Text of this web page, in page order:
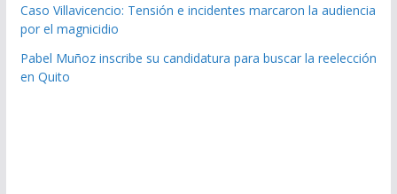
Caso Villavicencio: Tensión e incidentes marcaron la audiencia
por el magnicidio
Pabel Muñoz inscribe su candidatura para buscar la reelección
en Quito